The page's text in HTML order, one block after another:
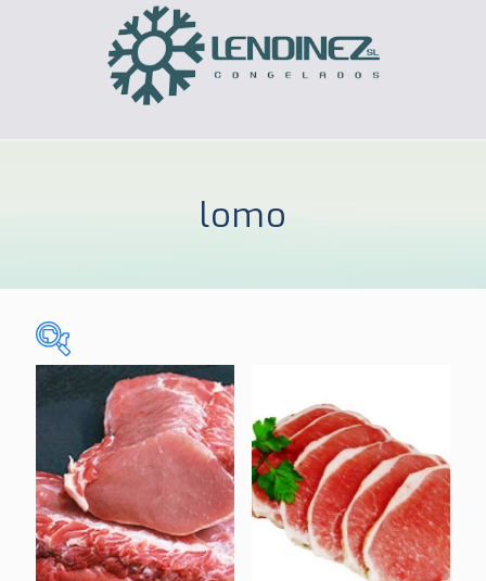
lomo
Sin categorizar(0)
CELIACOS(3)
HOGAR
(185)
HORECA
(242)
PANADERÍA Y
PASTELERÍA(48)